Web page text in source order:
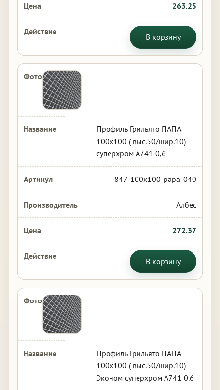
263.25
В корзину
Профиль Грильято ПАПА
100х100 ( выс.50/шир.10)
суперхром А741 0,6
847-100x100-papa-040
Албес
272.37
В корзину
Профиль Грильято ПАПА
100х100 ( выс.50/шир.10)
Эконом суперхром А741 0.6